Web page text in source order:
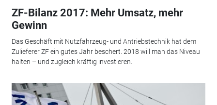
ZF-Bilanz 2017: Mehr Umsatz, mehr
Gewinn
Das Geschäft mit Nutzfahrzeug- und Antriebstechnik hat dem
Zulieferer ZF ein gutes Jahr beschert. 2018 will man das Niveau
halten – und zugleich kräftig investieren.